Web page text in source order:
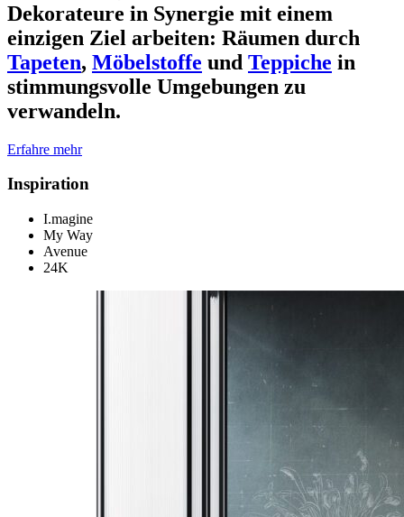
Dekorateure in Synergie mit einem
einzigen Ziel arbeiten: Räumen durch
Tapeten, Möbelstoffe und Teppiche in
stimmungsvolle Umgebungen zu
verwandeln.
Erfahre mehr
Inspiration
I.magine
My Way
Avenue
24K